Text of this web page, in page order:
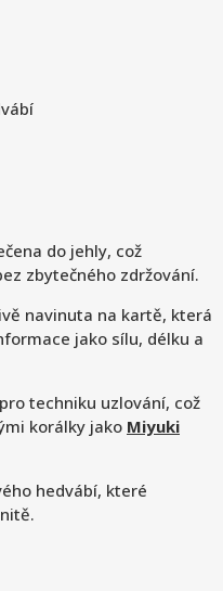
do jehly, což
zbytečného zdržování.
navinuta na kartě, která
jako sílu, délku a
techniku uzlování, což
korálky jako Miyuki
hedvábí, které